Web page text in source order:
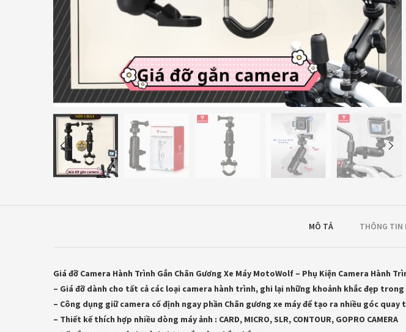
MÔ TẢ THÔNG TIN
Giá đỡ Camera Hành Trình Gắn Chân Gương Xe Máy MotoWolf – Phụ Kiện Camera Hành
– Giá đỡ dành cho tất cả các loại camera hành trình, ghi lại những khoảnh khắc đẹp trong
– Công dụng giữ camera cố định ngay phần Chân gương xe máy để tạo ra nhiều góc
– Thiết kế thích hợp nhiều dòng máy ảnh : CARD, MICRO, SLR, CONTOUR, GOPRO CAMERA